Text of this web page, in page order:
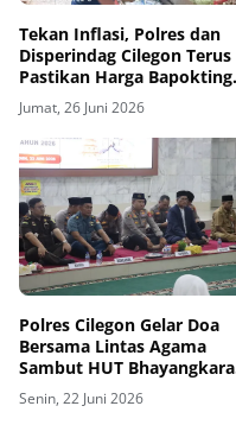
Tekan Inflasi, Polres dan
Disperindag Cilegon Terus
Pastikan Harga Bapokting
Tetap Stabil Di setiap
Harinya.
Jumat, 26 Juni 2026
Polres Cilegon Gelar Doa
Bersama Lintas Agama
Sambut HUT Bhayangkara
ke-80 Tahun 2026
Senin, 22 Juni 2026